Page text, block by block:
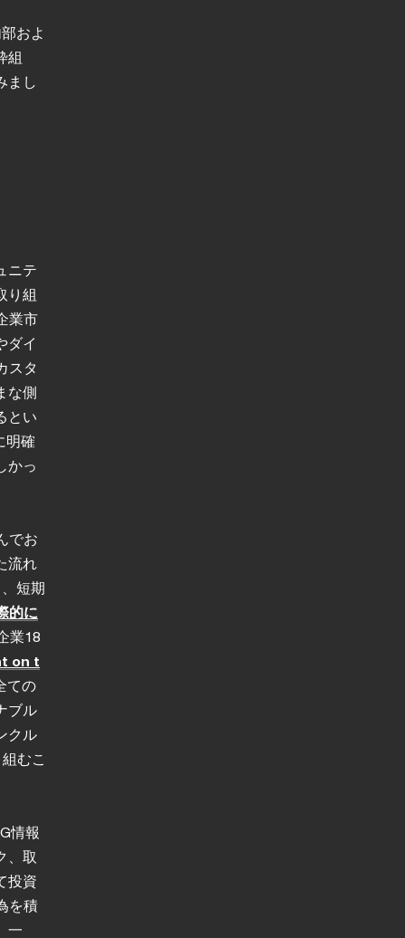
およ
組
まし
ニテ
り組
業市
ダイ
スタ
な側
とい
明確
かっ
でお
流れ
短期
的に
業18
on t
ての
ブル
クル
むこ
情報
、取
投資
を積
一